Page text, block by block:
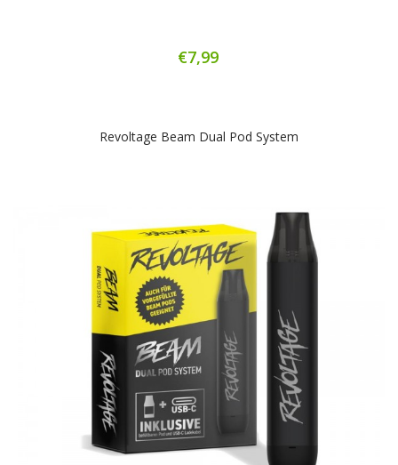
€7,99
Revoltage Beam Dual Pod System